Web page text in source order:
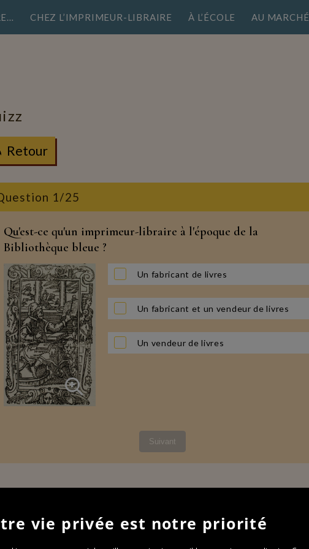
CHEZ L’IMPRIMEUR-LIBRAIRE À L’ÉCOLE AU MARCHÉ
Retour
1/25
Qu'est-ce qu'un imprimeur-libraire à l'époque de la
Bibliothèque bleue ?
Un fabricant de livres
Un fabricant et un vendeur de livres
Un vendeur de livres
Suivant
vie privée est notre priorité